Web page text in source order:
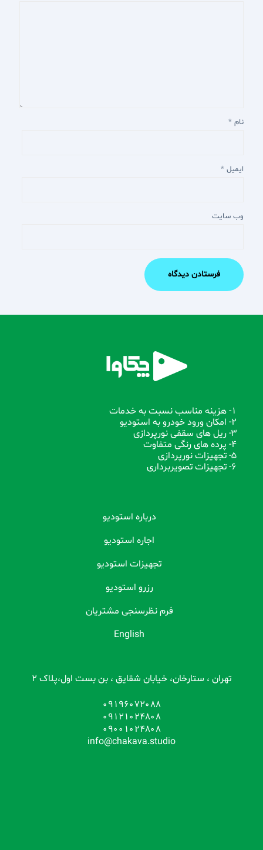
نام *
ایمیل *
وب‌ سایت
1- هزینه مناسب نسبت به خدمات
2- امکان ورود خودرو به استودیو
3- ریل های سقفی نورپردازی
4- پرده های رنگی متفاوت
5- تجهیزات نورپردازی
6- تجهیزات تصویربرداری
درباره استودیو
اجاره استودیو
تجهیزات استودیو
رزرو استودیو
فرم نظرسنجی مشتریان
English
تهران ، ستارخان، خیابان شقایق ، بن بست اول،پلاک 2
09196072088
09121024808
09001024808
info@chakava.studio